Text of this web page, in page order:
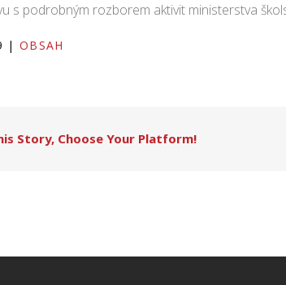
s podrobným rozborem aktivit ministerstva
| OBSAH
Story, Choose Your Platform!